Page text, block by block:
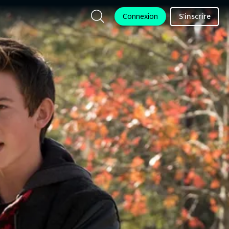
Connexion S'inscrire